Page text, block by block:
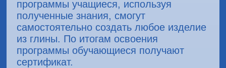
программы учащиеся, используя
полученные знания, смогут
самостоятельно создать любое изделие
из глины. По итогам освоения
программы обучающиеся получают
сертификат.